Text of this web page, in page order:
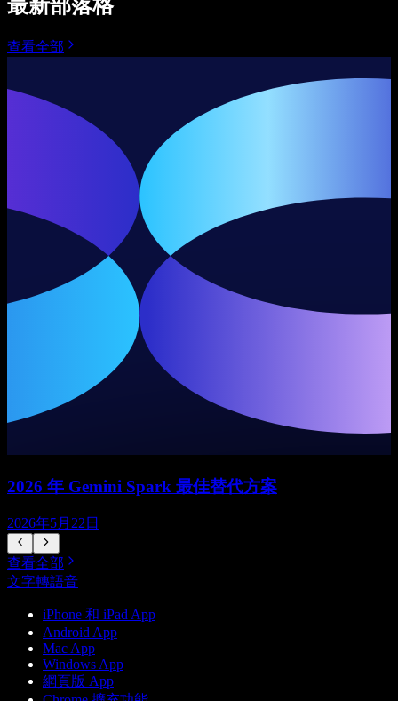
最新部落格
查看全部
2026 年 Gemini Spark 最佳替代方案
2026年5月22日
查看全部
文字轉語音
iPhone 和 iPad App
Android App
Mac App
Windows App
網頁版 App